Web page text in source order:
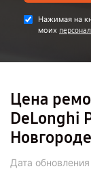
Нажимая на
моих
Цена
DeLonghi
Новгороде
Дата